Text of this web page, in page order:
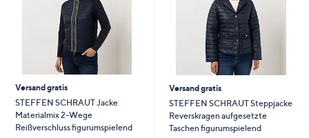
Versand gratis
STEFFEN SCHRAUT Jacke
Materialmix 2-Wege
Reißverschluss figurumspielend
Versand gratis
STEFFEN SCHRAUT Steppjacke
Reverskragen aufgesetzte
Taschen figurumspielend